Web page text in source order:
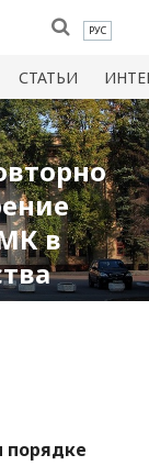
РУС
СТАТЬИ
в
порядке